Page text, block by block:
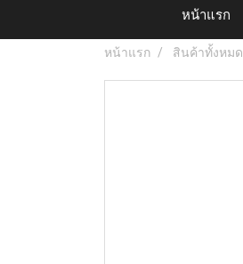
หน้าแรก
หน้าแรก สินค้าทั้งหมด